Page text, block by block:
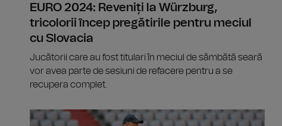
EURO 2024: Reveniți la Würzburg,
tricolorii încep pregătirile pentru meciul
cu Slovacia
Jucătorii care au fost titulari în meciul de sâmbătă seară
vor avea parte de sesiuni de refacere pentru a se
recupera complet.